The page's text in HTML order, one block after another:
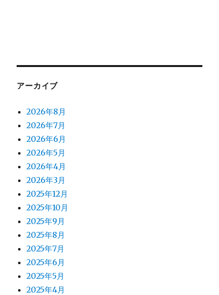
アーカイブ
2026年8月
2026年7月
2026年6月
2026年5月
2026年4月
2026年3月
2025年12月
2025年10月
2025年9月
2025年8月
2025年7月
2025年6月
2025年5月
2025年4月